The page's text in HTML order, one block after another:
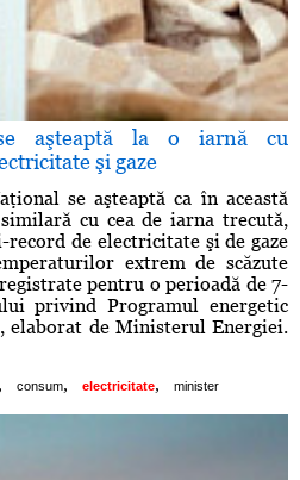
aşteaptă la o iarnă cu
şi gaze
se aşteaptă ca în această
cu cea de iarna trecută,
record de electricitate şi de gaze
extrem de scăzute
pentru o perioadă de 7-
privind Programul energetic
elaborat de Ministerul Energiei.
, consum, electricitate, minister